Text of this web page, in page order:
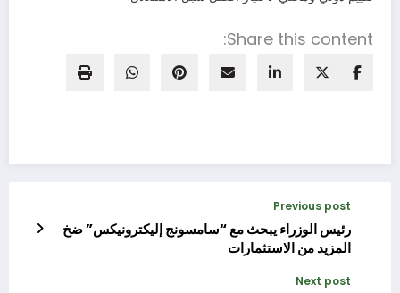
Share this content:
Previous post
رئيس الوزراء يبحث مع “سامسونج إليكترونيكس” ضخ
المزيد من الاستثمارات
Next post